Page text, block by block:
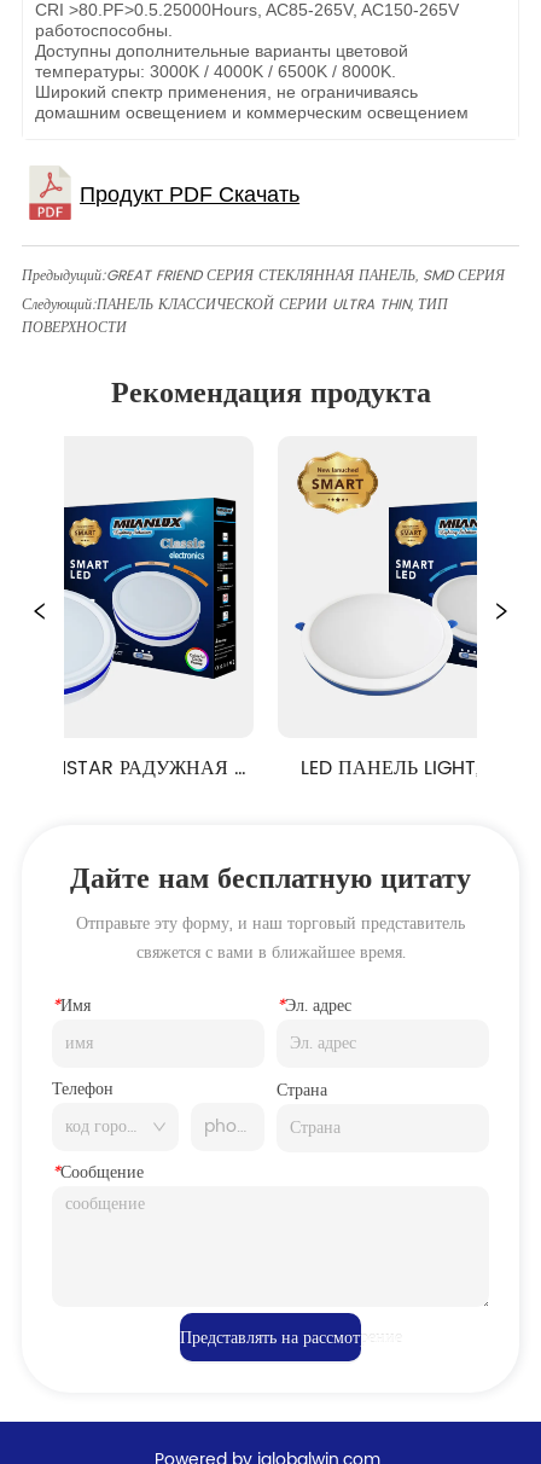
CRI >80.PF>0.5.25000Hours, AC85-265V, AC150-265V
работоспособны.
Доступны дополнительные варианты цветовой
температуры: 3000K / 4000K / 6500K / 8000K.
Широкий спектр применения, не ограничиваясь
домашним освещением и коммерческим освещением
Предыдущий:GREAT FRIEND СЕРИЯ СТЕКЛЯННАЯ ПАНЕЛЬ, SMD СЕРИЯ
Следующий:ПАНЕЛЬ КЛАССИЧЕСКОЙ СЕРИИ ULTRA THIN, ТИП
ПОВЕРХНОСТИ
Рекомендация продукта
РАДУЖНАЯ
LED ПАНЕЛЬ LIGHT, СЕРИЯ
РЕЦЕССИРОВАННЫЙ ТИП
Дайте нам бесплатную цитату
Отправьте эту форму, и наш торговый представитель
свяжется с вами в ближайшее время.
*Имя *Эл. адрес
Телефон Страна
*Сообщение
Представлять на рассмотрение